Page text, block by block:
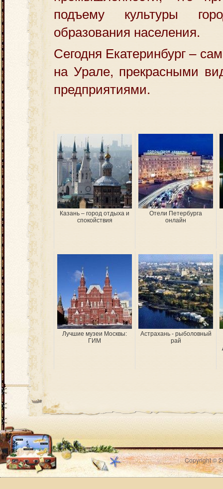
подъему культуры
образования населения.
Сегодня Екатеринбург –
на Урале, прекрасными
предприятиями.
Казань – город отдыха и
спокойствия
Отели Петербурга
онлайн
Лучшие музеи Москвы:
ГИМ
Астрахань - рыболовный
рай
Copyright ©